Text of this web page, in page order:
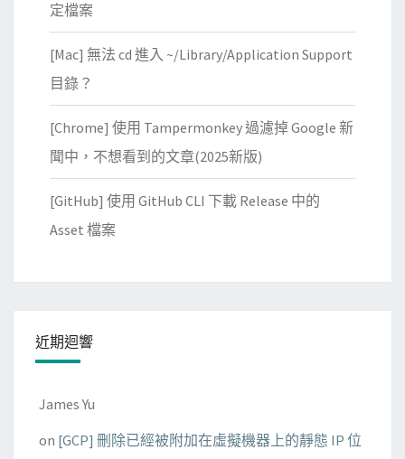
定檔案
[Mac] 無法 cd 進入 ~/Library/Application Support
目錄？
[Chrome] 使用 Tampermonkey 過濾掉 Google 新
聞中，不想看到的文章(2025新版)
[GitHub] 使用 GitHub CLI 下載 Release 中的
Asset 檔案
近期迴響
James Yu
on [GCP] 刪除已經被附加在虛擬機器上的靜態 IP 位